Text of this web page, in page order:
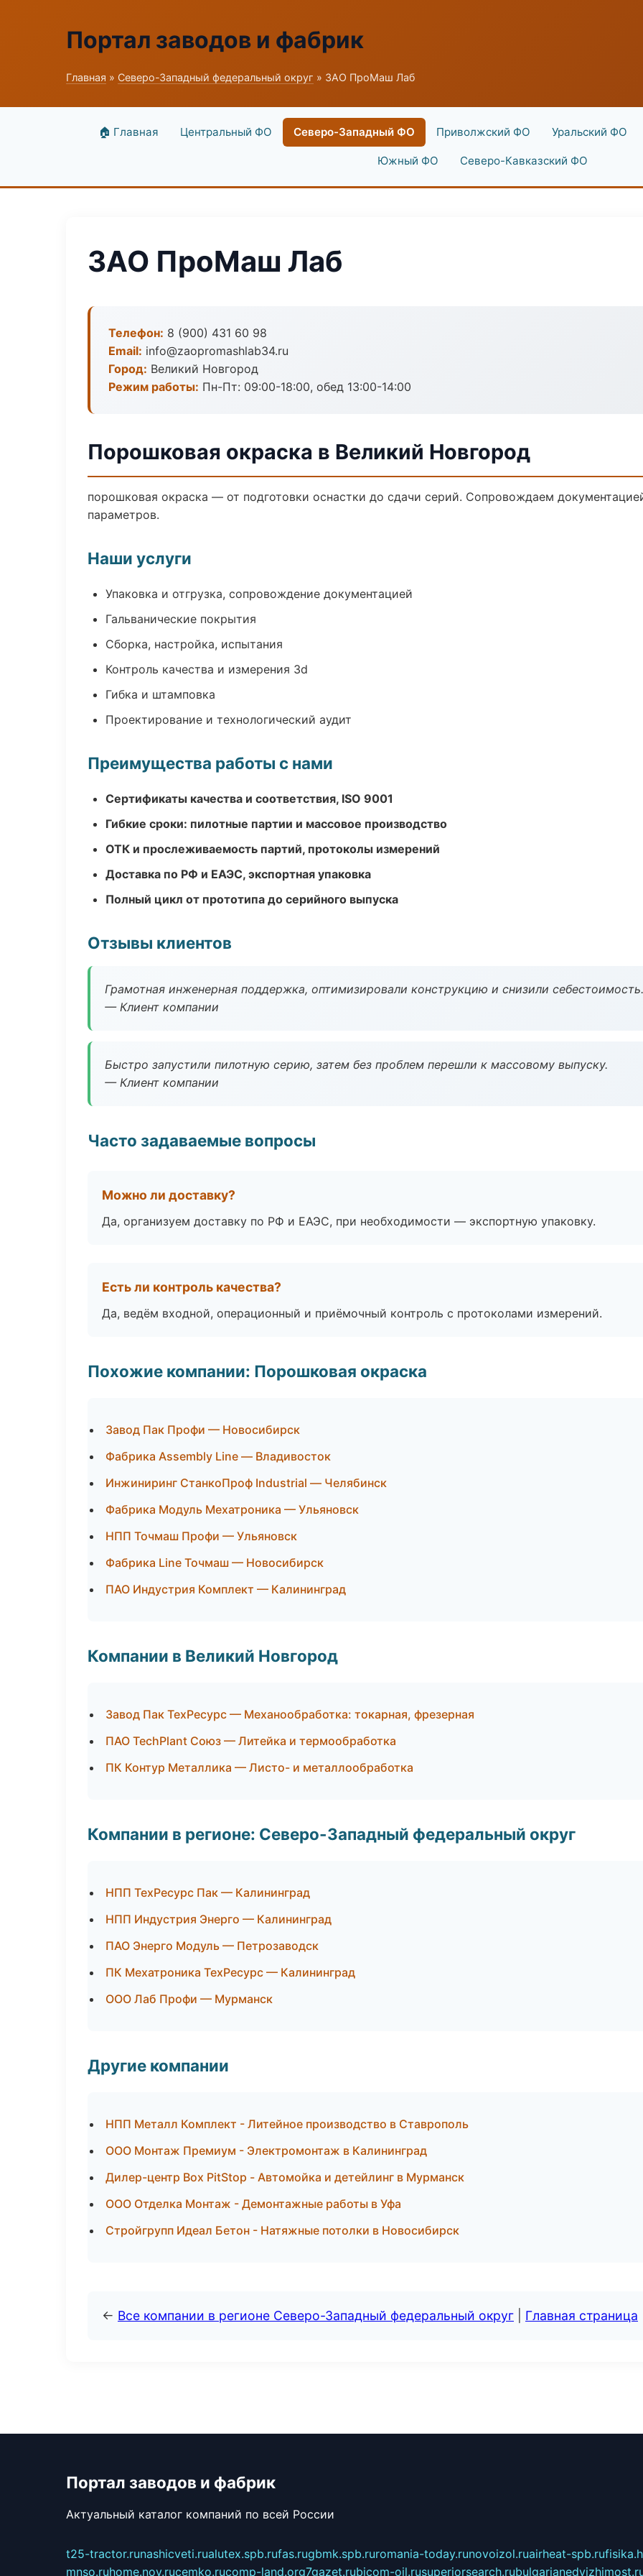
Портал заводов и фабрик
Главная » Северо-Западный федеральный округ » ЗАО ПроМаш Лаб
🏠 Главная Центральный ФО Северо-Западный ФО Приволжский ФО Уральский ФО
Южный ФО Северо-Кавказский ФО
ЗАО ПроМаш Лаб
Телефон: 8 (900) 431 60 98
Email: info@zaopromashlab34.ru
Город: Великий Новгород
Режим работы: Пн-Пт: 09:00-18:00, обед 13:00-14:00
Порошковая окраска в Великий Новгород
порошковая окраска — от подготовки оснастки до сдачи серий. Сопровождаем
параметров.
Наши услуги
Упаковка и отгрузка, сопровождение документацией
Гальванические покрытия
Сборка, настройка, испытания
Контроль качества и измерения 3d
Гибка и штамповка
Проектирование и технологический аудит
Преимущества работы с нами
Сертификаты качества и соответствия, ISO 9001
Гибкие сроки: пилотные партии и массовое производство
ОТК и прослеживаемость партий, протоколы измерений
Доставка по РФ и ЕАЭС, экспортная упаковка
Полный цикл от прототипа до серийного выпуска
Отзывы клиентов
Грамотная инженерная поддержка, оптимизировали конструкцию и снизили себестоимость.
— Клиент компании
Быстро запустили пилотную серию, затем без проблем перешли к массовому выпуску.
— Клиент компании
Часто задаваемые вопросы
Можно ли доставку?
Да, организуем доставку по РФ и ЕАЭС, при необходимости — экспортную упаковку.
Есть ли контроль качества?
Да, ведём входной, операционный и приёмочный контроль с протоколами измерений.
Похожие компании: Порошковая окраска
Завод Пак Профи — Новосибирск
Фабрика Assembly Line — Владивосток
Инжиниринг СтанкоПроф Industrial — Челябинск
Фабрика Модуль Мехатроника — Ульяновск
НПП Точмаш Профи — Ульяновск
Фабрика Line Точмаш — Новосибирск
ПАО Индустрия Комплект — Калининград
Компании в Великий Новгород
Завод Пак ТехРесурс — Механообработка: токарная, фрезерная
ПАО TechPlant Союз — Литейка и термообработка
ПК Контур Металлика — Листо- и металлообработка
Компании в регионе: Северо-Западный федеральный округ
НПП ТехРесурс Пак — Калининград
НПП Индустрия Энерго — Калининград
ПАО Энерго Модуль — Петрозаводск
ПК Мехатроника ТехРесурс — Калининград
ООО Лаб Профи — Мурманск
Другие компании
НПП Металл Комплект - Литейное производство в Ставрополь
ООО Монтаж Премиум - Электромонтаж в Калининград
Дилер-центр Box PitStop - Автомойка и детейлинг в Мурманск
ООО Отделка Монтаж - Демонтажные работы в Уфа
Стройгрупп Идеал Бетон - Натяжные потолки в Новосибирск
← Все компании в регионе Северо-Западный федеральный округ Главная страница
Портал заводов и фабрик
Актуальный каталог компаний по всей России
t25-tractor.runashicveti.rualutex.spb.rufas.rugbmk.spb.ruromania-today.runovoizol.ruairheat-spb.ru
mnso.ruhome.nov.rucemko.rucomp-land.org7gazet.rubicom-oil.rusuperiorsearch.ru